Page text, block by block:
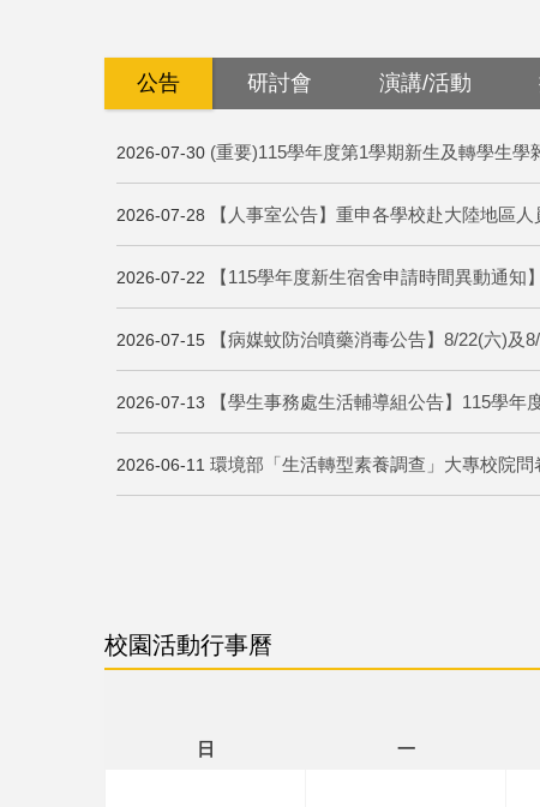
公告 研討會 演講/活動
2026-07-30 (重要)115學年度第1學期新生及轉學生
2026-07-28 【人事室公告】重申各學校赴大陸地區
2026-07-22 【115學年度新生宿舍申請時間異動通知】
2026-07-15 【病媒蚊防治噴藥消毒公告】8/22(六)及
2026-07-13 【學生事務處生活輔導組公告】115學年
2026-06-11 環境部「生活轉型素養調查」大專校院
校園活動行事曆
日 一